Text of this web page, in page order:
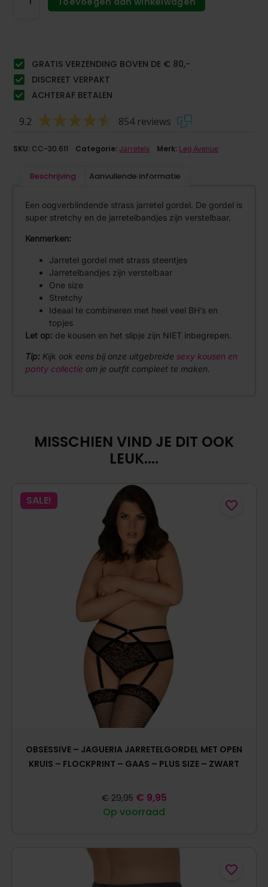
GRATIS VERZENDING BOVEN DE € 80,-
DISCREET VERPAKT
ACHTERAF BETALEN
9.2 854 reviews
SKU: CC-30.611 Categorie: Jarretels Merk: Leg Avenue
Beschrijving Aanvullende informatie
Een oogverblindende strass jarretel gordel. De gordel is
super stretchy en de jarretelbandjes zijn verstelbaar.
Kenmerken:
Jarretel gordel met strass steentjes
Jarretelbandjes zijn verstelbaar
One size
Stretchy
Ideaal te combineren met heel veel BH’s en
topjes
Let op: de kousen en het slipje zijn NIET inbegrepen.
Tip: Kijk ook eens bij onze uitgebreidesexy kousen en
panty collectie om je outfit compleet te maken.
MISSCHIEN VIND JE DIT OOK
LEUK....
SALE!
OBSESSIVE – JAGUERIA JARRETELGORDEL MET OPEN
KRUIS – FLOCKPRINT – GAAS – PLUS SIZE – ZWART
Op voorraad
€ 29,95 € 9,95